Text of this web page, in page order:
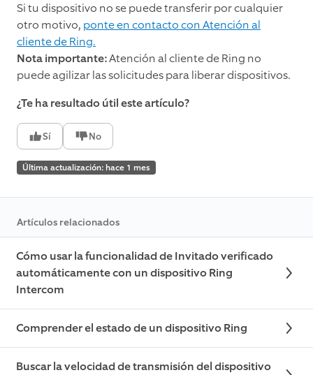
Si tu dispositivo no se puede transferir por cualquier
otro motivo, ponte en contacto con Atención al
cliente de Ring.
Nota importante:Atención al cliente de Ring no
puede agilizar las solicitudes para liberar dispositivos.
¿Te ha resultado útil este artículo?
Sí No
Última actualización: hace 1 mes
Artículos relacionados
Cómo usar la funcionalidad de Invitado verificado
automáticamente con un dispositivo Ring
Intercom
Comprender el estado de un dispositivo Ring
Buscar la velocidad de transmisión del dispositivo